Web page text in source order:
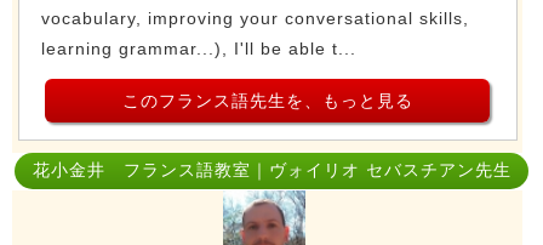
vocabulary, improving your conversational skills,
learning grammar...), I'll be able t...
このフランス語先生を、もっと見る
花小金井 フランス語教室｜ヴォイリオ セバスチアン先生